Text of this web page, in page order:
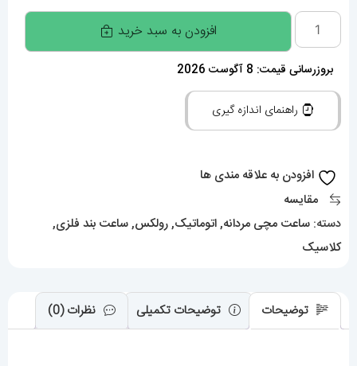
ساعت
مردانه
رولکس
اسکای
Sky
افزودن به سبد خرید
بروزرسانی قیمت: 8 آگوست 2026
راهنمای اندازه گیری
افزودن به علاقه مندی ها
مقایسه
دسته: ساعت مچی مردانه,اتوماتیک,رولکس,ساعت بند فلزی,
کلاسیک
توضیحات توضیحات تکمیلی نظرات (0)